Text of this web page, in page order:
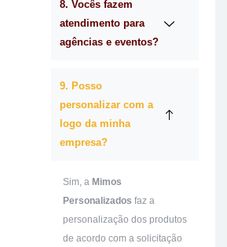
8. Vocês fazem
atendimento para
agências e eventos?
9. Posso
personalizar com a
logo da minha
empresa?
Sim, a Mimos
Personalizados faz a
personalização dos produtos
de acordo com a solicitação